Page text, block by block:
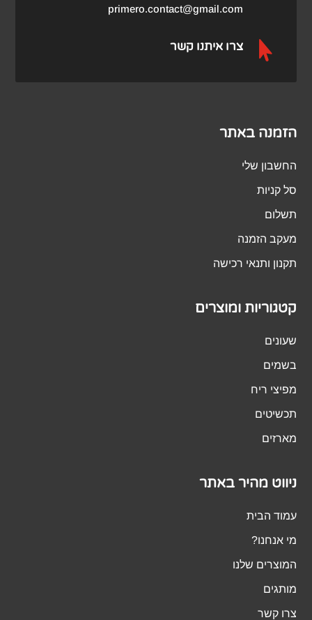
primero.contact@gmail.com
 צרו איתנו קשר
הזמנה באתר
החשבון שלי
סל קניות
תשלום
מעקב הזמנה
תקנון ותנאי רכישה
קטגוריות ומוצרים
שעונים
בשמים
מפיצי ריח
תכשיטים
מארזים
ניווט מהיר באתר
עמוד הבית
מי אנחנו?
המוצרים שלנו
מותגים
צרו קשר